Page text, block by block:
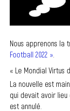
Nous apprenons la
Football 2022 »
« Le Mondial Virtus
La nouvelle est
qui devait avoir lieu
est annulé.